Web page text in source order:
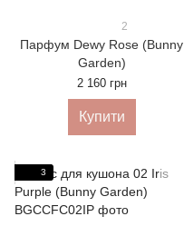
2
Парфум Dewy Rose (Bunny
Garden)
2 160 грн
Купити
3